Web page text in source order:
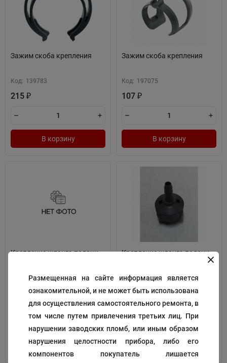
Размещенная на сайте информация является
ознакомительной, и не может быть использована
для осуществления самостоятельного ремонта, в
том числе путем привлечения третьих лиц. При
нарушении заводских пломб, или иным образом
нарушения целостности прибора, либо его
компонентов покупатель лишается
Зажим скоба крепления
Код: 139783
215 ₽
В корзину
Зажим скоба крепления
Код: 197075
107 ₽
В корзину
Крепление шланга подачи
гашетке
139886
₽
В корзину
Крепление шланга подачи
гашетке
Код: 139888
215₽
В корзину